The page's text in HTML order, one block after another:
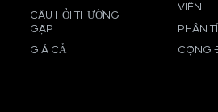
CÂU HỎI THƯỜNG
GẶP
GIÁ CẢ
VIÊN
PHÂN
CỘNG